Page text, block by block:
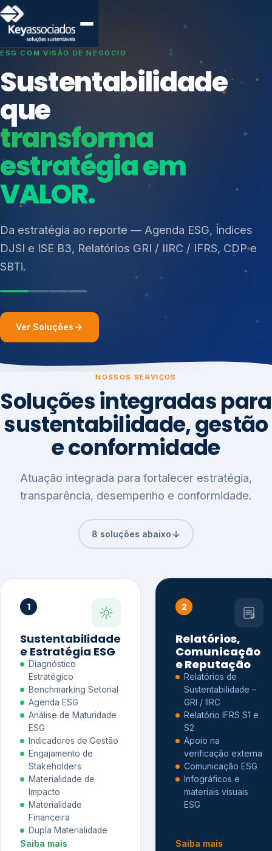
SISTEMAS DE GESTÃO OTIMIZADOS E INTEGRADOS
Conformidade que
protege seu
negócio.
Consultoria, auditoria e treinamentos em ISO 27001,
ISO 27701, ISO 42001, ISO 37001, ISO 9001, ISO
14001, ISO 45001, ONA e PNQ — Gestão de
resíduos sólidos (PGRS/PMGRS).
Índices de Mercado
Mudanças Climáticas
Reputação e Cadeia
Reporte Regulatório
Ver Soluções
NOSSOS SERVIÇOS
Soluções integradas para
sustentabilidade, gestão
e conformidade
Atuação integrada para fortalecer estratégia,
transparência, desempenho e conformidade.
8 soluções abaixo
1
Sustentabilidade
e Estratégia ESG
Diagnóstico
Estratégico
Benchmarking Setorial
Agenda ESG
Análise de Maturidade
ESG
Indicadores de Gestão
Engajamento de
Stakeholders
Materialidade de
Impacto
Materialidade
Financeira
Dupla Materialidade
Saiba mais
2
Relatórios,
Comunicação
e Reputação
Relatórios de
Sustentabilidade –
GRI / IIRC
Relatório IFRS S1 e
S2
Apoio na
verificação externa
Comunicação ESG
Infográficos e
materiais visuais
ESG
Saiba mais